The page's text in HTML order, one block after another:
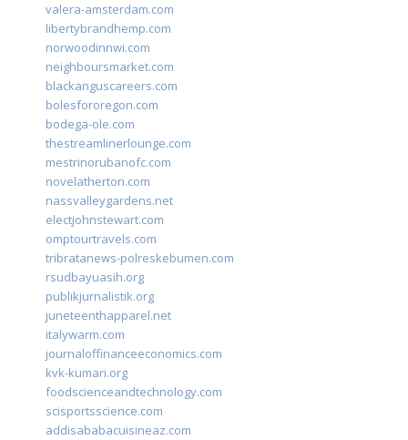
valera-amsterdam.com
libertybrandhemp.com
norwoodinnwi.com
neighboursmarket.com
blackanguscareers.com
bolesfororegon.com
bodega-ole.com
thestreamlinerlounge.com
mestrinorubanofc.com
novelatherton.com
nassvalleygardens.net
electjohnstewart.com
omptourtravels.com
tribratanews-polreskebumen.com
rsudbayuasih.org
publikjurnalistik.org
juneteenthapparel.net
italywarm.com
journaloffinanceeconomics.com
kvk-kumari.org
foodscienceandtechnology.com
scisportsscience.com
addisababacuisineaz.com